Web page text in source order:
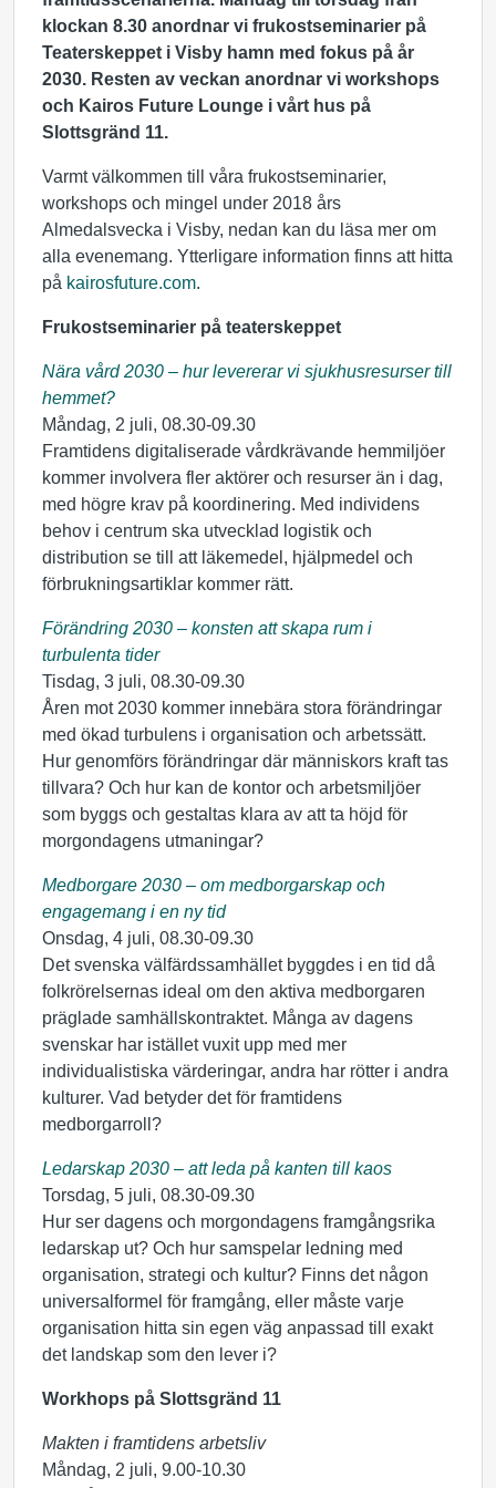
klockan 8.30 anordnar vi frukostseminarier på
Teaterskeppet i Visby hamn med fokus på år
2030. Resten av veckan anordnar vi workshops
och Kairos Future Lounge i vårt hus på
Slottsgränd 11.
Varmt välkommen till våra frukostseminarier,
workshops och mingel under 2018 års
Almedalsvecka i Visby, nedan kan du läsa mer om
alla evenemang. Ytterligare information finns att hitta
på kairosfuture.com.
Frukostseminarier på teaterskeppet
Nära vård 2030 – hur levererar vi sjukhusresurser till
hemmet?
Måndag, 2 juli, 08.30-09.30
Framtidens digitaliserade vårdkrävande hemmiljöer
kommer involvera fler aktörer och resurser än i dag,
med högre krav på koordinering. Med individens
behov i centrum ska utvecklad logistik och
distribution se till att läkemedel, hjälpmedel och
förbrukningsartiklar kommer rätt.
Förändring 2030 – konsten att skapa rum i
turbulenta tider
Tisdag, 3 juli, 08.30-09.30
Åren mot 2030 kommer innebära stora förändringar
med ökad turbulens i organisation och arbetssätt.
Hur genomförs förändringar där människors kraft tas
tillvara? Och hur kan de kontor och arbetsmiljöer
som byggs och gestaltas klara av att ta höjd för
morgondagens utmaningar?
Medborgare 2030 – om medborgarskap och
engagemang i en ny tid
Onsdag, 4 juli, 08.30-09.30
Det svenska välfärdssamhället byggdes i en tid då
folkrörelsernas ideal om den aktiva medborgaren
präglade samhällskontraktet. Många av dagens
svenskar har istället vuxit upp med mer
individualistiska värderingar, andra har rötter i andra
kulturer. Vad betyder det för framtidens
medborgarroll?
Ledarskap 2030 – att leda på kanten till kaos
Torsdag, 5 juli, 08.30-09.30
Hur ser dagens och morgondagens framgångsrika
ledarskap ut? Och hur samspelar ledning med
organisation, strategi och kultur? Finns det någon
universalformel för framgång, eller måste varje
organisation hitta sin egen väg anpassad till exakt
det landskap som den lever i?
Workhops på Slottsgränd 11
Makten i framtidens arbetsliv
Måndag, 2 juli, 9.00-10.30